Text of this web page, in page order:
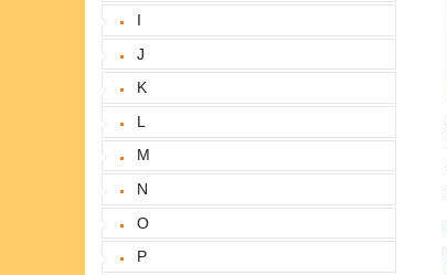
I
J
K
L
M
N
O
P